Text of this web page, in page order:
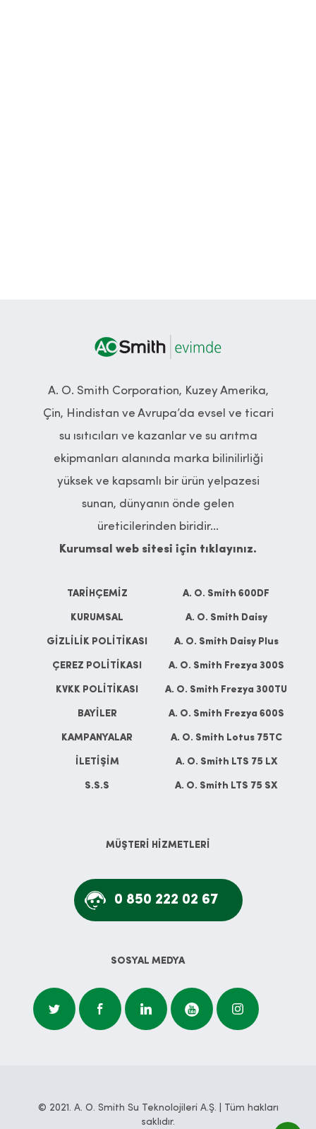
A. O. Smith Corporation, Kuzey Amerika,
Çin, Hindistan ve Avrupa’da evsel ve ticari
su ısıtıcıları ve kazanlar ve su arıtma
ekipmanları alanında marka bilinilirliği
yüksek ve kapsamlı bir ürün yelpazesi
sunan, dünyanın önde gelen
üreticilerinden biridir...
Kurumsal web sitesi için tıklayınız.
TARİHÇEMİZ
KURUMSAL
GİZLİLİK POLİTİKASI
ÇEREZ POLİTİKASI
KVKK POLİTİKASI
BAYİLER
KAMPANYALAR
İLETİŞİM
S.S.S
A. O. Smith 600DF
A. O. Smith Daisy
A. O. Smith Daisy Plus
A. O. Smith Frezya 300S
A. O. Smith Frezya 300TU
A. O. Smith Frezya 600S
A. O. Smith Lotus 75TC
A. O. Smith LTS 75 LX
A. O. Smith LTS 75 SX
MÜŞTERİ HİZMETLERİ
0 850 222 02 67
SOSYAL MEDYA
© 2021. A. O. Smith Su Teknolojileri A.Ş. | Tüm hakları
saklıdır.